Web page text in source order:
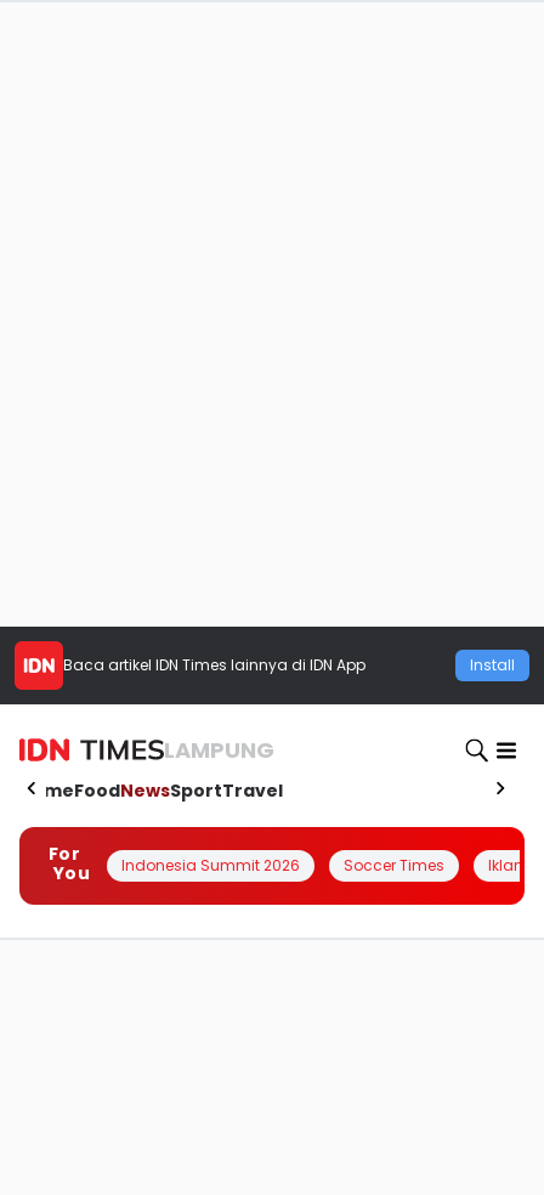
Baca artikel IDN Times lainnya di IDN App Install
LAMPUNG
HomeFoodNewsSportTravel
For
You
Indonesia Summit 2026 Soccer Times Iklanin